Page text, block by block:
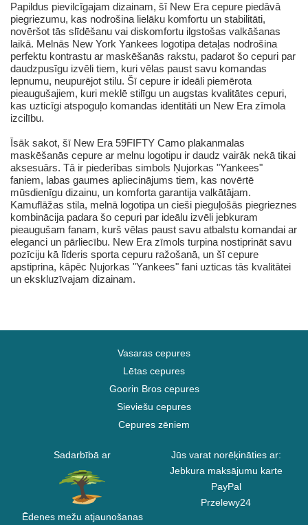
Papildus pievilcīgajam dizainam, šī New Era cepure piedāvā
piegriezumu, kas nodrošina lielāku komfortu un stabilitāti,
novēršot tās slīdēšanu vai diskomfortu ilgstošas valkāšanas
laikā. Melnās New York Yankees logotipa detaļas nodrošina
perfektu kontrastu ar maskēšanās rakstu, padarot šo cepuri par
daudzpusīgu izvēli tiem, kuri vēlas paust savu komandas
lepnumu, neupurējot stilu. Šī cepure ir ideāli piemērota
pieaugušajiem, kuri meklē stilīgu un augstas kvalitātes cepuri,
kas uzticīgi atspoguļo komandas identitāti un New Era zīmola
izcilību.
Īsāk sakot, šī New Era 59FIFTY Camo plakanmalas
maskēšanās cepure ar melnu logotipu ir daudz vairāk nekā tikai
aksesuārs. Tā ir piederības simbols Ņujorkas "Yankees"
faniem, labas gaumes apliecinājums tiem, kas novērtē
mūsdienīgu dizainu, un komforta garantija valkātājam.
Kamuflāžas stila, melnā logotipa un cieši pieguļošās piegrieznes
kombinācija padara šo cepuri par ideālu izvēli jebkuram
pieaugušam fanam, kurš vēlas paust savu atbalstu komandai ar
eleganci un pārliecību. New Era zīmols turpina nostiprināt savu
pozīciju kā līderis sporta cepuru ražošanā, un šī cepure
apstiprina, kāpēc Ņujorkas "Yankees" fani uzticas tās kvalitātei
un ekskluzīvajam dizainam.
Vasaras cepures
Lētas cepures
Goorin Bros cepures
Sieviešu cepures
Cepures zēniem
Sadarbībā ar
Ēdenes mežu atjaunošanas
Jūs varat norēķināties ar:
Jebkura maksājumu karte
PayPal
Przelewy24